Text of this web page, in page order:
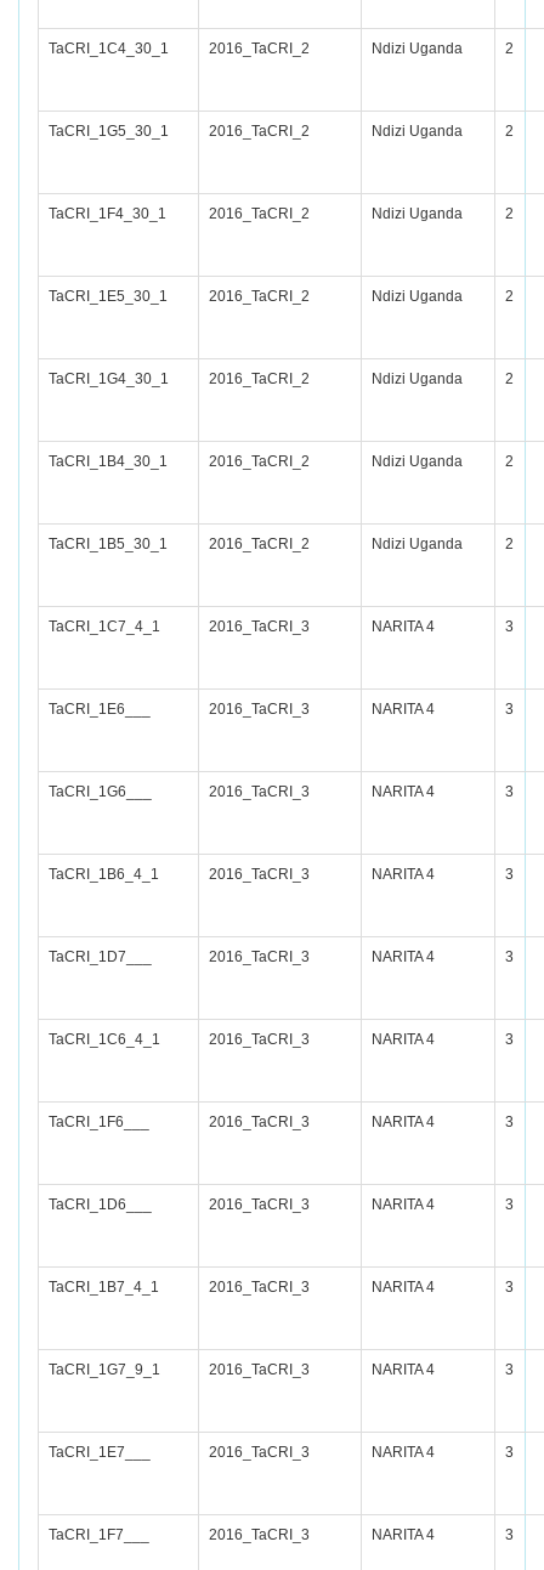
TaCRI_1C4_30_1 2016_TaCRI_2 Ndizi Uganda 2
TaCRI_1G5_30_1 2016_TaCRI_2 Ndizi Uganda 2
TaCRI_1F4_30_1 2016_TaCRI_2 Ndizi Uganda 2
TaCRI_1E5_30_1 2016_TaCRI_2 Ndizi Uganda 2
TaCRI_1G4_30_1 2016_TaCRI_2 Ndizi Uganda 2
TaCRI_1B4_30_1 2016_TaCRI_2 Ndizi Uganda 2
TaCRI_1B5_30_1 2016_TaCRI_2 Ndizi Uganda 2
TaCRI_1C7_4_1 2016_TaCRI_3 NARITA 4 3
TaCRI_1E6___ 2016_TaCRI_3 NARITA 4 3
TaCRI_1G6___ 2016_TaCRI_3 NARITA 4 3
TaCRI_1B6_4_1 2016_TaCRI_3 NARITA 4 3
TaCRI_1D7___ 2016_TaCRI_3 NARITA 4 3
TaCRI_1C6_4_1 2016_TaCRI_3 NARITA 4 3
TaCRI_1F6___ 2016_TaCRI_3 NARITA 4 3
TaCRI_1D6___ 2016_TaCRI_3 NARITA 4 3
TaCRI_1B7_4_1 2016_TaCRI_3 NARITA 4 3
TaCRI_1G7_9_1 2016_TaCRI_3 NARITA 4 3
TaCRI_1E7___ 2016_TaCRI_3 NARITA 4 3
TaCRI_1F7___ 2016_TaCRI_3 NARITA 4 3